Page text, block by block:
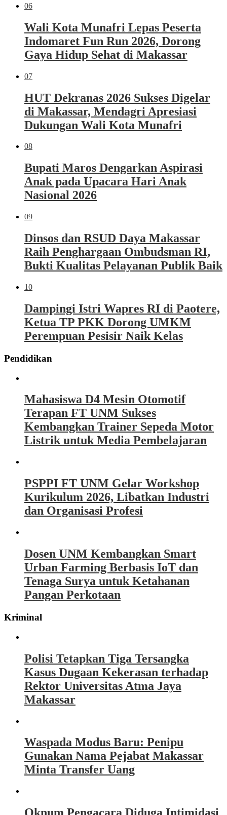
06
Wali Kota Munafri Lepas Peserta
Indomaret Fun Run 2026, Dorong
Gaya Hidup Sehat di Makassar
07
HUT Dekranas 2026 Sukses Digelar
di Makassar, Mendagri Apresiasi
Dukungan Wali Kota Munafri
08
Bupati Maros Dengarkan Aspirasi
Anak pada Upacara Hari Anak
Nasional 2026
09
Dinsos dan RSUD Daya Makassar
Raih Penghargaan Ombudsman RI,
Bukti Kualitas Pelayanan Publik Baik
10
Dampingi Istri Wapres RI di Paotere,
Ketua TP PKK Dorong UMKM
Perempuan Pesisir Naik Kelas
Pendidikan
Mahasiswa D4 Mesin Otomotif
Terapan FT UNM Sukses
Kembangkan Trainer Sepeda Motor
Listrik untuk Media Pembelajaran
PSPPI FT UNM Gelar Workshop
Kurikulum 2026, Libatkan Industri
dan Organisasi Profesi
Dosen UNM Kembangkan Smart
Urban Farming Berbasis IoT dan
Tenaga Surya untuk Ketahanan
Pangan Perkotaan
Kriminal
Polisi Tetapkan Tiga Tersangka
Kasus Dugaan Kekerasan terhadap
Rektor Universitas Atma Jaya
Makassar
Waspada Modus Baru: Penipu
Gunakan Nama Pejabat Makassar
Minta Transfer Uang